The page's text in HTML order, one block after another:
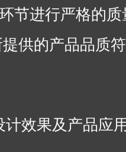
节进行严格的
供的产品品质
计效果及产品应